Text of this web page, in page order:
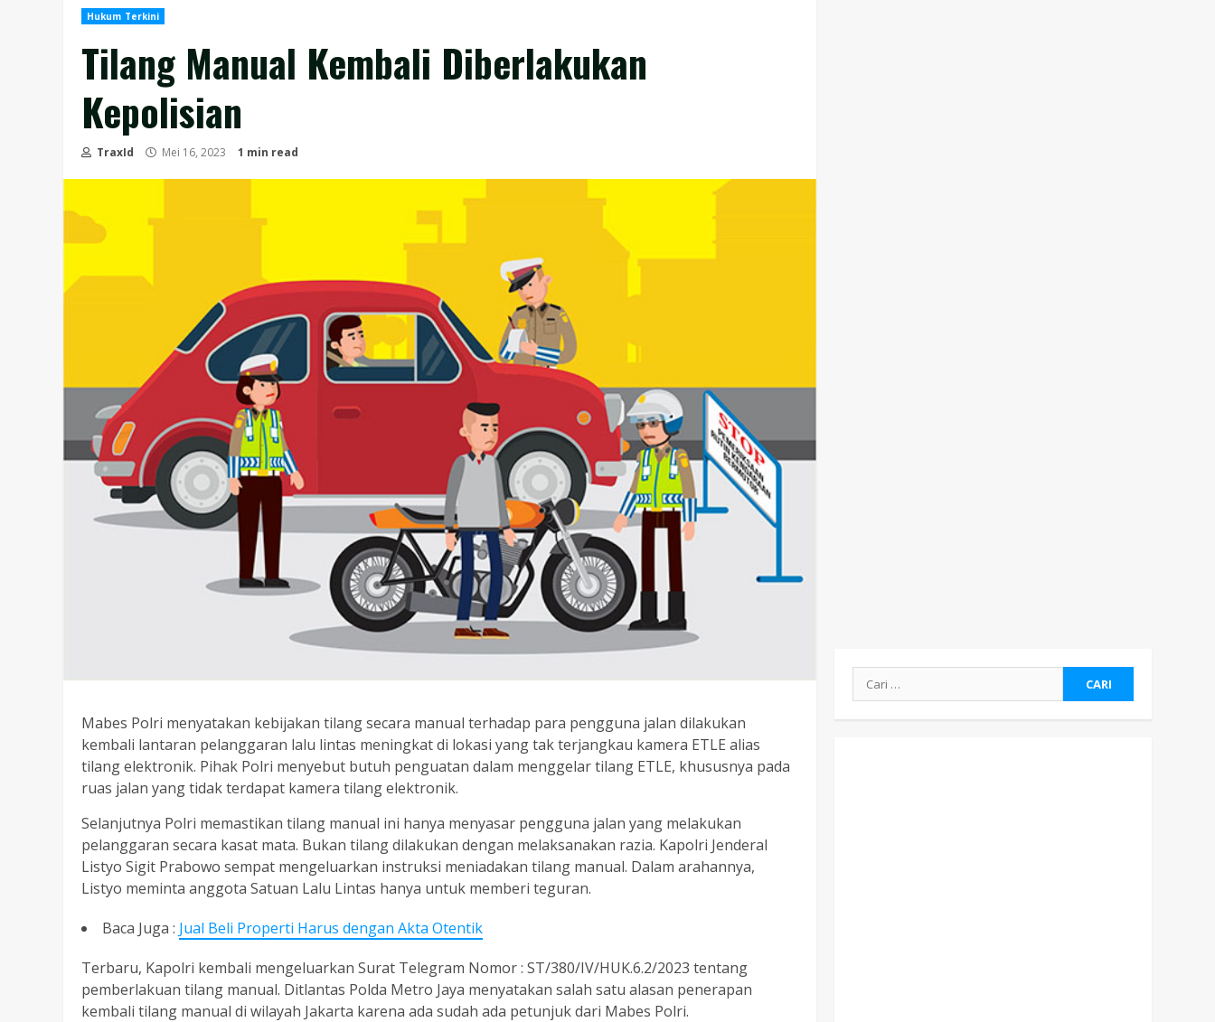
Hukum Terkini
Tilang Manual Kembali Diberlakukan
Kepolisian
TraxId Mei 16, 2023 1 min read
Mabes Polri menyatakan kebijakan tilang secara manual terhadap para pengguna jalan dilakukan
kembali lantaran pelanggaran lalu lintas meningkat di lokasi yang tak terjangkau kamera ETLE alias
tilang elektronik. Pihak Polri menyebut butuh penguatan dalam menggelar tilang ETLE, khususnya pada
ruas jalan yang tidak terdapat kamera tilang elektronik.
Selanjutnya Polri memastikan tilang manual ini hanya menyasar pengguna jalan yang melakukan
pelanggaran secara kasat mata. Bukan tilang dilakukan dengan melaksanakan razia. Kapolri Jenderal
Listyo Sigit Prabowo sempat mengeluarkan instruksi meniadakan tilang manual. Dalam arahannya,
Listyo meminta anggota Satuan Lalu Lintas hanya untuk memberi teguran.
Baca Juga : Jual Beli Properti Harus dengan Akta Otentik
Terbaru, Kapolri kembali mengeluarkan Surat Telegram Nomor : ST/380/IV/HUK.6.2/2023 tentang
pemberlakuan tilang manual. Ditlantas Polda Metro Jaya menyatakan salah satu alasan penerapan
kembali tilang manual di wilayah Jakarta karena ada sudah ada petunjuk dari Mabes Polri.
Cari
untuk: